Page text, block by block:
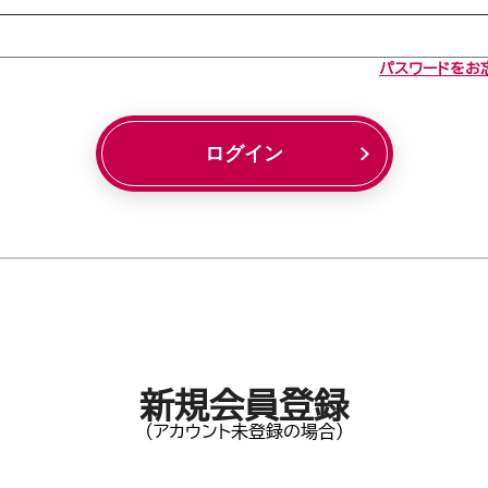
パスワードをお
ログイン
新規会員登録
(アカウント未登録の場合)